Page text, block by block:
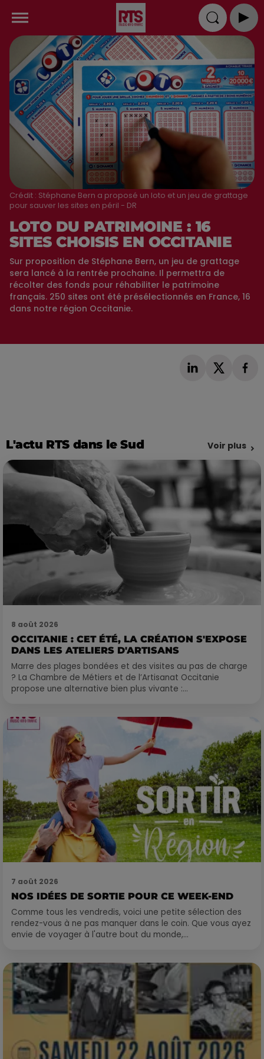
Crédit : Stéphane Bern a proposé un loto et un jeu de grattage
pour sauver les sites en péril - DR
LOTO DU PATRIMOINE : 16
SITES CHOISIS EN OCCITANIE
Sur proposition de Stéphane Bern, un jeu de grattage
sera lancé à la rentrée prochaine. Il permettra de
récolter des fonds pour réhabiliter le patrimoine
français. 250 sites ont été présélectionnés en France, 16
dans notre région Occitanie.
L'actu RTS dans le Sud Voir plus
8 août 2026
OCCITANIE : CET ÉTÉ, LA CRÉATION S'EXPOSE
DANS LES ATELIERS D'ARTISANS
Marre des plages bondées et des visites au pas de charge
? La Chambre de Métiers et de l’Artisanat Occitanie
propose une alternative bien plus vivante :...
7 août 2026
NOS IDÉES DE SORTIE POUR CE WEEK-END
Comme tous les vendredis, voici une petite sélection des
rendez-vous à ne pas manquer dans le coin. Que vous ayez
envie de voyager à l'autre bout du monde,...